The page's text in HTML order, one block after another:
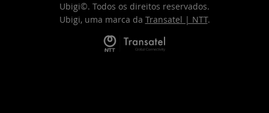
Ubigi©. Todos os direitos reservados.
Ubigi, uma marca da Transatel | NTT.